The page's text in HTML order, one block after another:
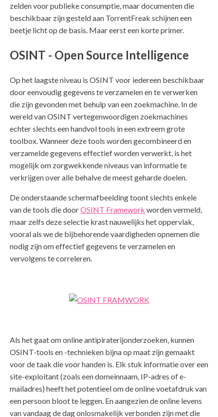
zelden voor publieke consumptie, maar documenten die
beschikbaar zijn gesteld aan TorrentFreak schijnen een
beetje licht op de basis. Maar eerst een korte primer.
OSINT - Open Source Intelligence
Op het laagste niveau is OSINT voor iedereen beschikbaar
door eenvoudig gegevens te verzamelen en te verwerken
die zijn gevonden met behulp van een zoekmachine. In de
wereld van OSINT vertegenwoordigen zoekmachines
echter slechts een handvol tools in een extreem grote
toolbox. Wanneer deze tools worden gecombineerd en
verzamelde gegevens effectief worden verwerkt, is het
mogelijk om zorgwekkende niveaus van informatie te
verkrijgen over alle behalve de meest geharde doelen.
De onderstaande schermafbeelding toont slechts enkele
van de tools die doorOSINT Framework worden vermeld,
maar zelfs deze selectie krast nauwelijks het oppervlak,
vooral als we de bijbehorende vaardigheden opnemen die
nodig zijn om effectief gegevens te verzamelen en
vervolgens te correleren.
Als het gaat om online antipiraterijonderzoeken, kunnen
OSINT-tools en -technieken bijna op maat zijn gemaakt
voor de taak die voor handen is. Elk stuk informatie over een
site-exploitant (zoals een domeinnaam, IP-adres of e-
mailadres) heeft het potentieel om de online voetafdruk van
een persoon bloot te leggen. En aangezien de online levens
van vandaag de dag onlosmakelijk verbonden zijn met die